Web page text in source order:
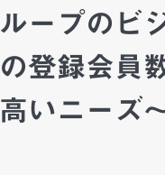
ープのビ
登録会員
いニーズ